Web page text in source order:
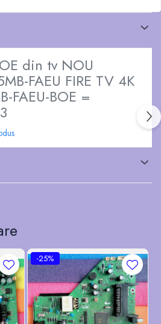
din tv NOU
FAEU FIRE TV 4K
FAEU-BOE =
-25%